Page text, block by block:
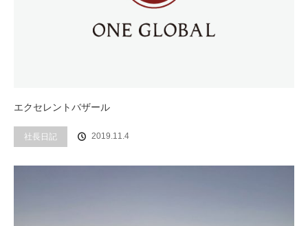
エクセレントバザール
社長日記 2019.11.4